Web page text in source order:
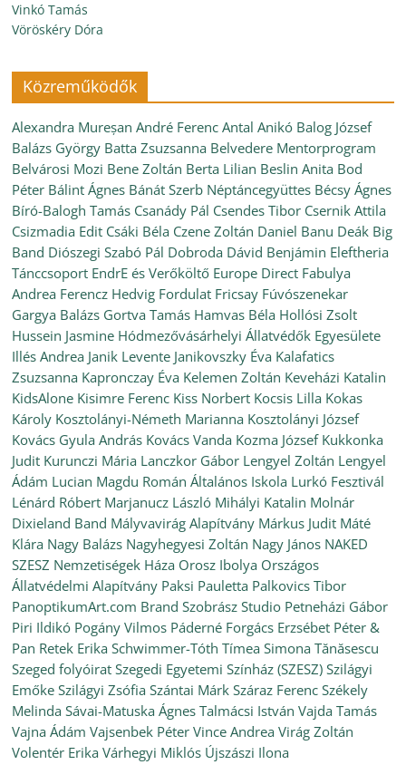
Vinkó Tamás
Vöröskéry Dóra
Közreműködők
Alexandra Mureșan André Ferenc Antal Anikó Balog József
Balázs György Batta Zsuzsanna Belvedere Mentorprogram
Belvárosi Mozi Bene Zoltán Berta Lilian Beslin Anita Bod
Péter Bálint Ágnes Bánát Szerb Néptáncegyüttes Bécsy Ágnes
Bíró-Balogh Tamás Csanády Pál Csendes Tibor Csernik Attila
Csizmadia Edit Csáki Béla Czene Zoltán Daniel Banu Deák Big
Band Diószegi Szabó Pál Dobroda Dávid Benjámin Eleftheria
Tánccsoport EndrE és Verőköltő Europe Direct Fabulya
Andrea Ferencz Hedvig Fordulat Fricsay Fúvószenekar
Gargya Balázs Gortva Tamás Hamvas Béla Hollósi Zsolt
Hussein Jasmine Hódmezővásárhelyi Állatvédők Egyesülete
Illés Andrea Janik Levente Janikovszky Éva Kalafatics
Zsuzsanna Kapronczay Éva Kelemen Zoltán Keveházi Katalin
KidsAlone Kisimre Ferenc Kiss Norbert Kocsis Lilla Kokas
Károly Kosztolányi-Németh Marianna Kosztolányi József
Kovács Gyula András Kovács Vanda Kozma József Kukkonka
Judit Kurunczi Mária Lanczkor Gábor Lengyel Zoltán Lengyel
Ádám Lucian Magdu Román Általános Iskola Lurkó Fesztivál
Lénárd Róbert Marjanucz László Mihályi Katalin Molnár
Dixieland Band Mályvavirág Alapítvány Márkus Judit Máté
Klára Nagy Balázs Nagyhegyesi Zoltán Nagy János NAKED
SZESZ Nemzetiségek Háza Orosz Ibolya Országos
Állatvédelmi Alapítvány Paksi Pauletta Palkovics Tibor
PanoptikumArt.com Brand Szobrász Studio Petneházi Gábor
Piri Ildikó Pogány Vilmos Páderné Forgács Erzsébet Péter &
Pan Retek Erika Schwimmer-Tóth Tímea Simona Tănăsescu
Szeged folyóirat Szegedi Egyetemi Színház (SZESZ) Szilágyi
Emőke Szilágyi Zsófia Szántai Márk Száraz Ferenc Székely
Melinda Sávai-Matuska Ágnes Talmácsi István Vajda Tamás
Vajna Ádám Vajsenbek Péter Vince Andrea Virág Zoltán
Volentér Erika Várhegyi Miklós Újszászi Ilona